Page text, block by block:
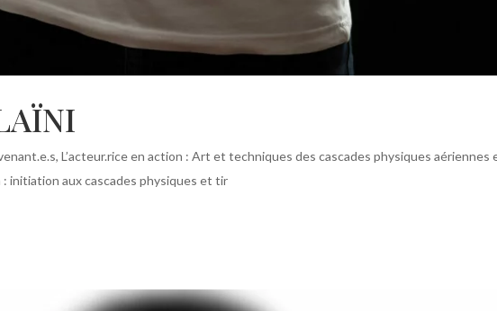
,L’acteur.rice en action : Art et techniques des cascades physiques aériennes
: initiation aux cascades physiques et tir